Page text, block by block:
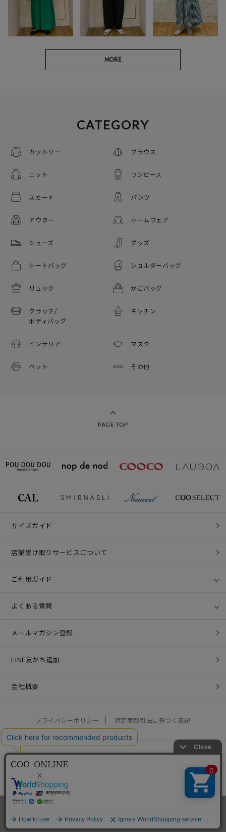
MORE
CATEGORY
カットソー ブラウス
ニット ワンピース
スカート パンツ
アウター ホームウェア
シューズ グッズ
トートバッグ ショルダーバッグ
リュック かごバッグ
クラッチ/
ボディバッグ
キッチン
インテリア マスク
ペット その他
PAGE TOP
サイズガイド
店舗受け取りサービスについて
ご利用ガイド
よくある質問
メールマガジン登録
LINE友だち追加
会社概要
プライバシーポリシー 特定商取引法に基づく表記
営業時間：10:00 - 17:00 / 定休日：土日祝
お問い合わせ：